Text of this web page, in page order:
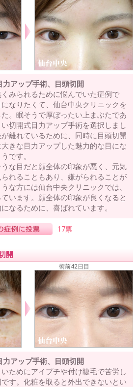
アップ手術、目頭切開
みられるために悩んでいた症例で
なりたくて、仙台中央クリニックを
。眠そうで厚ぼったい上まぶたであ
切開式目力アップ手術を選択しまし
離れているために、同時に目頭切開
きな目力アップした魅力的な目にな
です。
な目だと顔全体の印象が悪く、元気
れることもあり、嫌がられることが
な方には仙台中央クリニックでは、
います。顔全体の印象が良くなると
なるために、喜ばれています。
17票
開
術前42日目
アップ手術、目頭切開
ためにアイプチや付け睫毛で苦労し
す。化粧を取ると外出できないとい